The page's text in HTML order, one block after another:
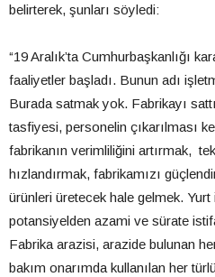
belirterek, şunları söyledi:
“19 Aralık’ta Cumhurbaşkanlığı
faaliyetler başladı. Bunun adı
Burada satmak yok. Fabrikayı
tasfiyesi, personelin çıkarılması
fabrikanın verimliliğini artırmak,
hızlandırmak, fabrikamızı
ürünleri üretecek hale gelmek.
potansiyelden azami ve sürate
Fabrika arazisi, arazide bulunan
bakım onarımda kullanılan her